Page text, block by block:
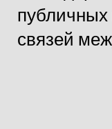
публичных
связей